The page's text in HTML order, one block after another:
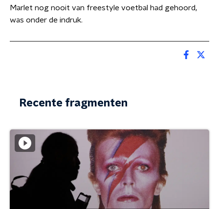
Marlet nog nooit van freestyle voetbal had gehoord,
was onder de indruk.
Recente fragmenten